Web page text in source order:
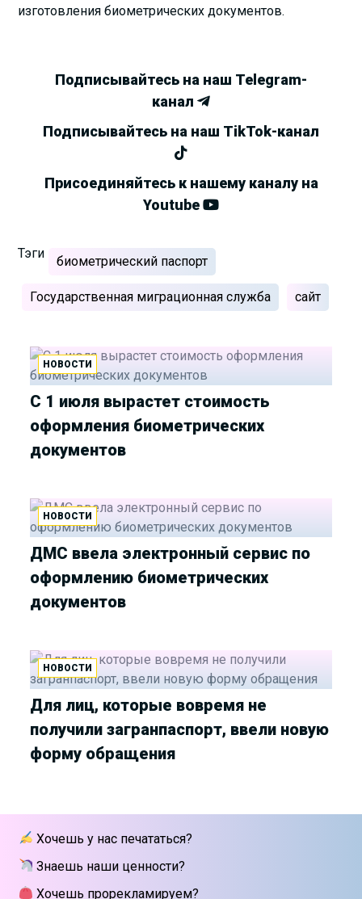
изготовления биометрических документов.
Подписывайтесь на наш Telegram-
канал
Подписывайтесь на наш TikTok-канал
Присоединяйтесь к нашему каналу на
Youtube
Тэги
биометрический паспорт
Государственная миграционная служба сайт
НОВОСТИ
С 1 июля вырастет стоимость
оформления биометрических
документов
НОВОСТИ
ДМС ввела электронный сервис по
оформлению биометрических
документов
НОВОСТИ
Для лиц, которые вовремя не
получили загранпаспорт, ввели новую
форму обращения
Хочешь у нас печататься?
Знаешь наши ценности?
Хочешь прорекламируем?